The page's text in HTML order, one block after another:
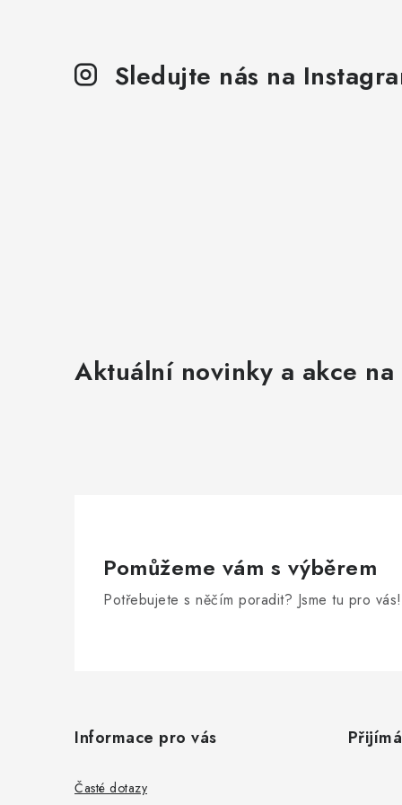
Sledujte nás na
Aktuální novinky a akce na
Pomůžeme vám s výběrem
Potřebujete s něčím poradit? Jsme tu pro vás!
Informace pro vás
Časté dotazy